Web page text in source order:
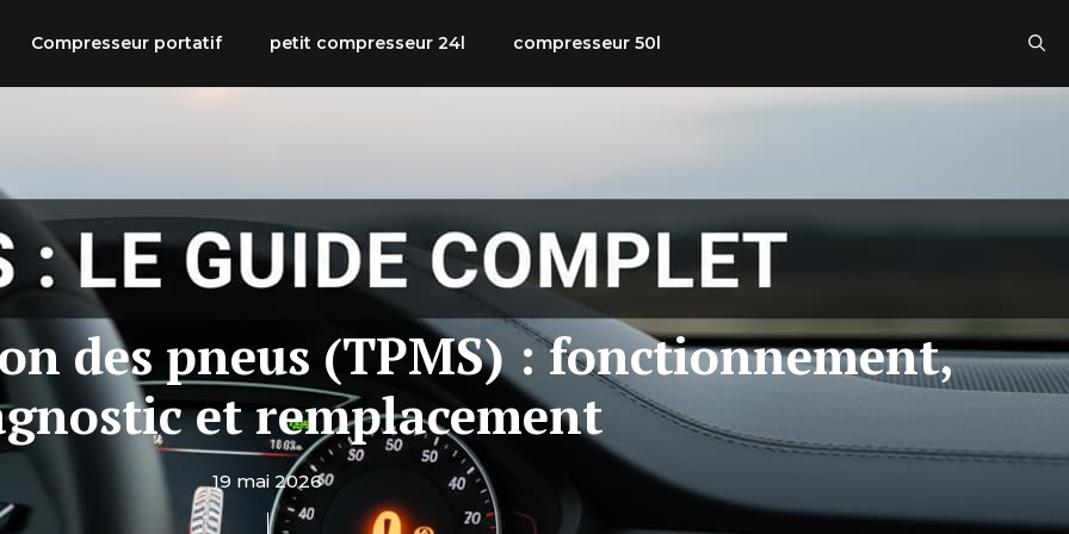
Compresseur portatif petit compresseur 24l compresseur 50l
des pneus (TPMS) : fonctionnement,
et remplacement
19 mai 2026